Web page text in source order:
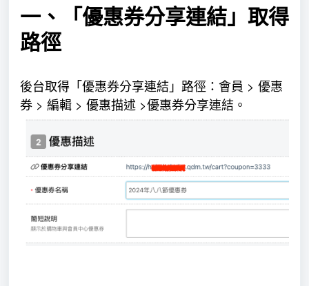
一、「優惠券分享連結」取得
路徑
後台取得「優惠券分享連結 」路徑： 會員 > 優惠
券 > 編輯 > 優惠描述 >優惠券分享連結 。